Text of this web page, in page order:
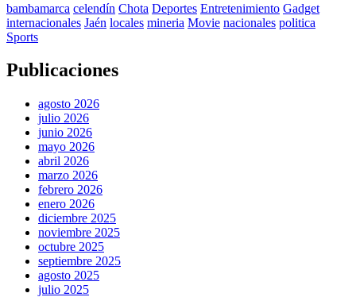
bambamarca celendín Chota Deportes Entretenimiento Gadget
internacionales Jaén locales mineria Movie nacionales politica
Sports
Publicaciones
agosto 2026
julio 2026
junio 2026
mayo 2026
abril 2026
marzo 2026
febrero 2026
enero 2026
diciembre 2025
noviembre 2025
octubre 2025
septiembre 2025
agosto 2025
julio 2025